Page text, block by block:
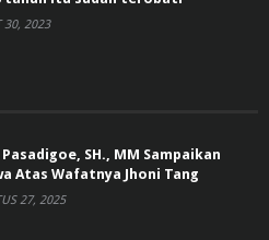
30, 2023
SH., MM Sampaikan
Atas Wafatnya Jhoni Tang
27, 2025